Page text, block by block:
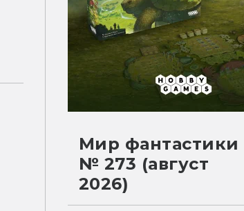
Мир фантастики
№ 273 (август
2026)